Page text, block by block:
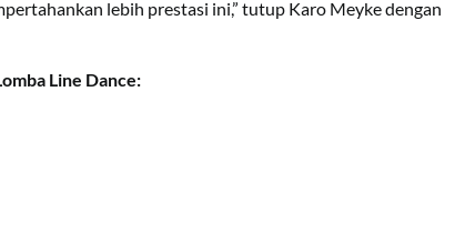
lebih prestasi ini,” tutup Karo Meyke dengan
Line Dance: